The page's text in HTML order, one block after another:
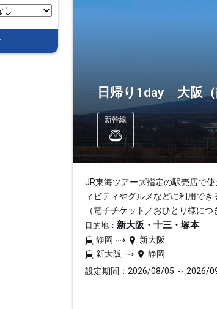
日帰り1day 大阪（
新幹線
JR東海ツアーズ指定の駅売店で
ィビティやグルメなどに利用で
（電子チケット／おひとり様に
目的地： 新大阪・十三・塚本
静岡
新大阪
新大阪
静岡
設定期間：2026/08/05 ～ 2026/